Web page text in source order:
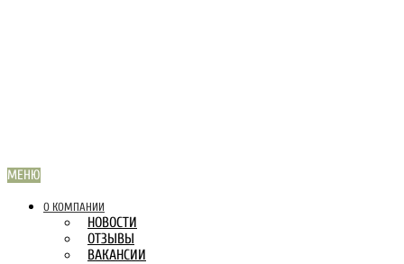
МЕНЮ
О КОМПАНИИ
НОВОСТИ
ОТЗЫВЫ
ВАКАНСИИ